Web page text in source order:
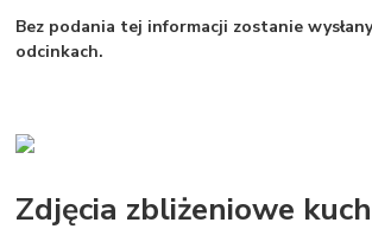
Bez podania tej informacji zostanie
odcinkach.
Zdjęcia zbliżeniowe